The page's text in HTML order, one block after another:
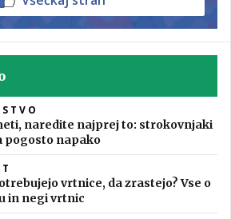
naredite najprej to: strokovnjaki
pogosto napako
vrtnice, da zrastejo? Vse o
in negi vrtnic